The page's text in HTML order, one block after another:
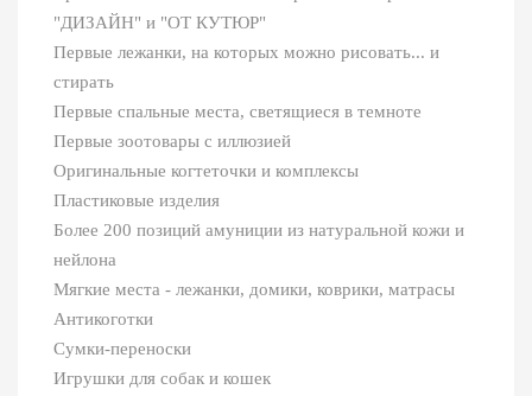
"ДИЗАЙН" и "ОТ КУТЮР"
Первые лежанки, на которых можно рисовать... и
стирать
Первые спальные места, светящиеся в темноте
Первые зоотовары с иллюзией
Оригинальные когтеточки и комплексы
Пластиковые изделия
Более 200 позиций амуниции из натуральной кожи и
нейлона
Мягкие места - лежанки, домики, коврики, матрасы
Антикоготки
Сумки-переноски
Игрушки для собак и кошек